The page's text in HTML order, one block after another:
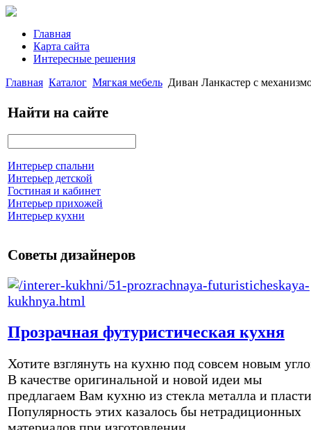
Главная
Карта сайта
Интересные решения
Главная Каталог Мягкая мебель Диван Ланкастер с
Найти на сайте
Интерьер спальни
Интерьер детской
Гостиная и кабинет
Интерьер прихожей
Интерьер кухни
Советы дизайнеров
Прозрачная футуристическая кухня
Хотите взглянуть на кухню под совсем новым
В качестве оригинальной и новой идеи мы
предлагаем Вам кухню из стекла металла и
Популярность этих казалось бы нетрадиционных